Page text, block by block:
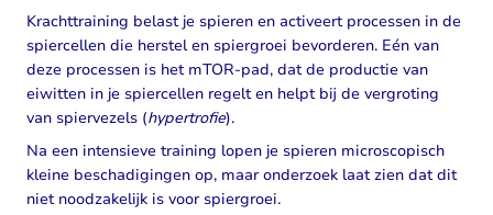
Krachttraining belast je spieren en activeert processen in de
spiercellen die herstel en spiergroei bevorderen. Eén van
deze processen is het mTOR-pad, dat de productie van
eiwitten in je spiercellen regelt en helpt bij de vergroting
van spiervezels (hypertrofie).
Na een intensieve training lopen je spieren microscopisch
kleine beschadigingen op, maar onderzoek laat zien dat dit
niet noodzakelijk is voor spiergroei.